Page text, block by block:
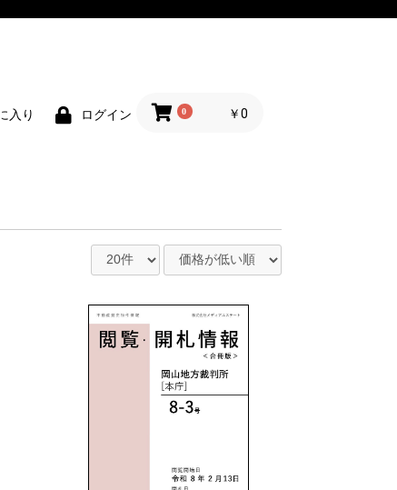
入り ログイン 0 ￥0